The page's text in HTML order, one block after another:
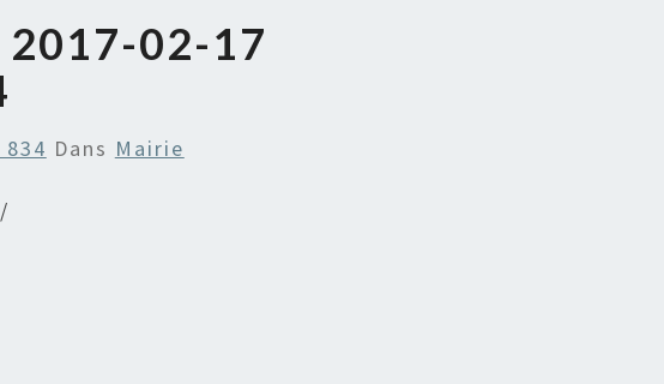
2017-02-17
834 Dans Mairie
/